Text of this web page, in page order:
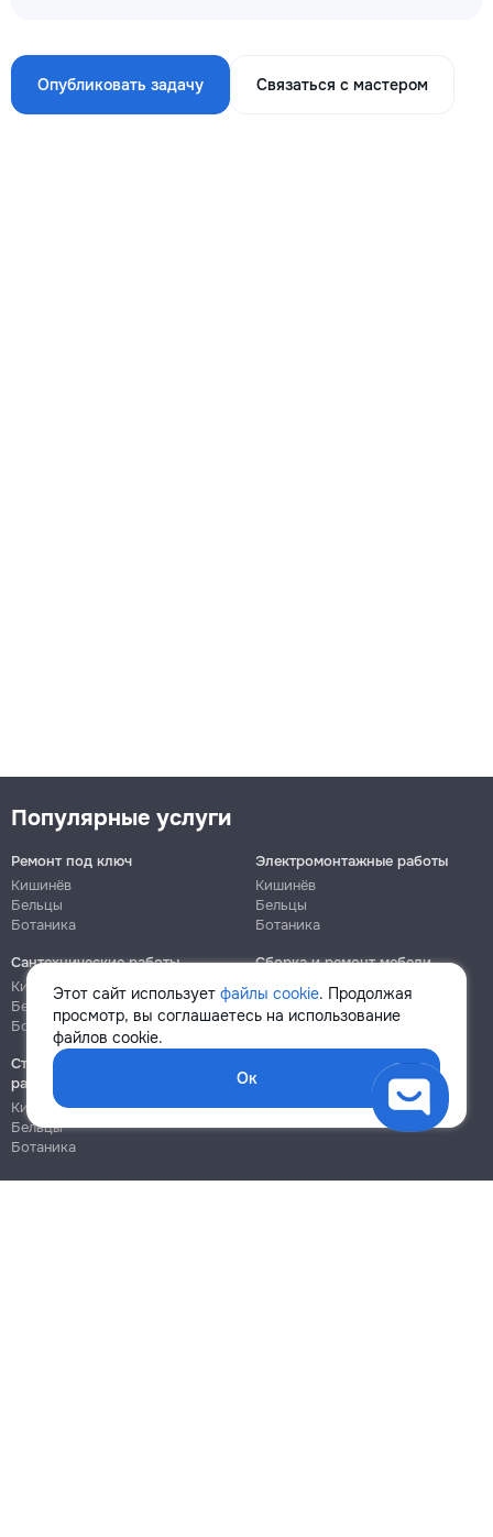
Опубликовать задачу Связаться с мастером
Этот сайт использует файлы cookie. Продолжая
просмотр, вы соглашаетесь на использование
файлов cookie.
Ок
Популярные услуги
Ремонт под ключ
Кишинёв
Бельцы
Ботаника
Электромонтажные работы
Кишинёв
Бельцы
Ботаника
Сантехнические работы
Кишинёв
Бельцы
Ботаника
Сборка и ремонт мебели
Кишинёв
Ботаника
Строительно-монтажные
работы
Кишинёв
Бельцы
Ботаника